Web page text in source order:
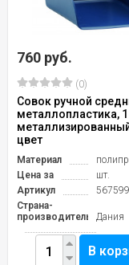
760 руб.
(0)
Совок ручной
металлопластика,
цвет
Материал
Цена за
шт.
Артикул
567599
Страна-
производитель
Дания
В